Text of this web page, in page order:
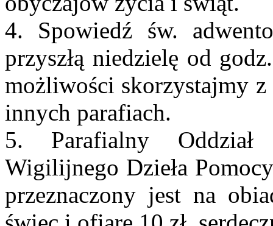
4. Spowiedź św.
przyszłą niedzielę od
możliwości skorzystajmy
innych parafiach.
5. Parafialny Oddział
Wigilijnego Dzieła
przeznaczony jest na